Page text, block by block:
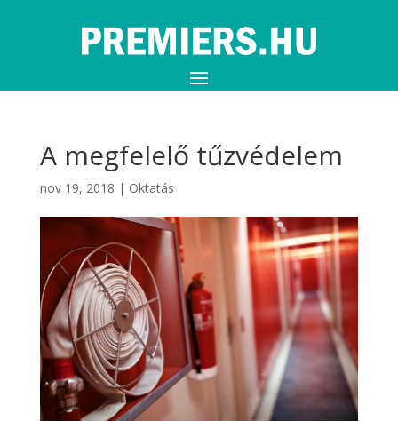
A megfelelő tűzvédelem
nov 19, 2018 | Oktatás